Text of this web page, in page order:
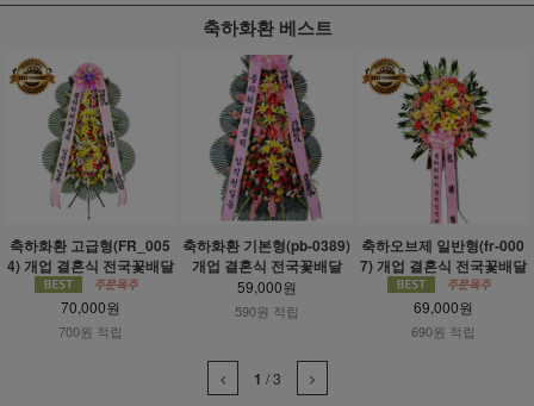
축하화환 베스트
축하화환 고급형(FR_005
4) 개업 결혼식 전국꽃배달
70,000원
700원 적립
축하화환 기본형(pb-0389)
개업 결혼식 전국꽃배달
59,000원
590원 적립
축하오브제 일반형(fr-000
7) 개업 결혼식 전국꽃배달
69,000원
690원 적립
1 /3